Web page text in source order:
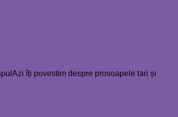
îți povestim despre prosoapele tari și